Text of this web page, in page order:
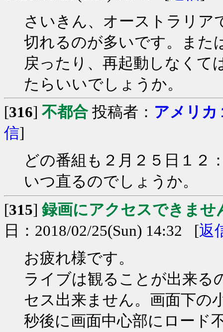
さいきん、オーストラリア
切れるのが多いです。また
戻ったり、再起動しなくて
たらいいでしょうか。
[316] 不都合投稿者： アメリカ
信]
どの番組も２月２５日１２
いつ直るのでしょうか。
[315] 録画にアクセスできませ
日：2018/02/25(Sun) 14:32 [返
お疲れ様です。
ライブは観ることが出来る
セス出来ません。画面下の
秒後に画面中心部にロード